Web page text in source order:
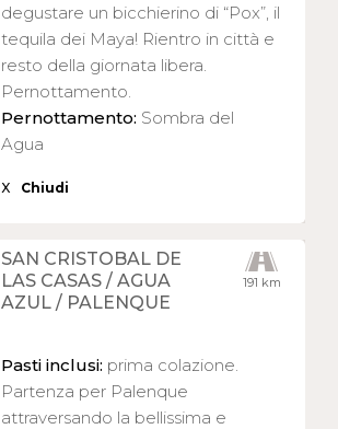
degustare un bicchierino di “Pox”, il
tequila dei Maya! Rientro in città e
resto della giornata libera.
Pernottamento.
Pernottamento: Sombra del
Agua
X Chiudi
191 km
SAN CRISTOBAL DE
LAS CASAS / AGUA
AZUL / PALENQUE
Pasti inclusi: prima colazione.
Partenza per Palenque
attraversando la bellissima e